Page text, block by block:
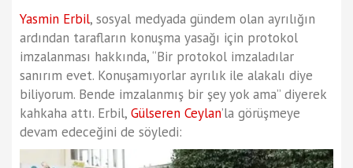
Yasmin Erbil, sosyal medyada gündem olan ayrılığın
ardından tarafların konuşma yasağı için protokol
imzalanması hakkında, “Bir protokol imzaladılar
sanırım evet. Konuşamıyorlar ayrılık ile alakalı diye
biliyorum. Bende imzalanmış bir şey yok ama” diyerek
kahkaha attı. Erbil, Gülseren Ceylan’la görüşmeye
devam edeceğini de söyledi: